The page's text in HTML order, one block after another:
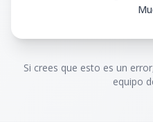
Si crees que esto es un
equipo